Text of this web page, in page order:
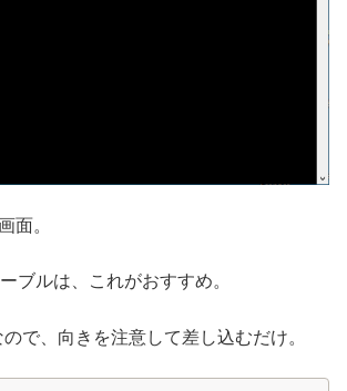
面。
ブルは、これがおすすめ。
で、向きを注意して差し込むだけ。